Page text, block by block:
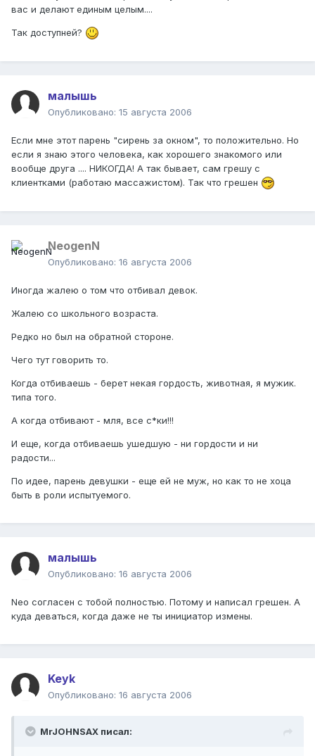
вас и делают единым целым....
Так доступней?
малышь
Опубликовано: 15 августа 2006
Если мне этот парень "сирень за окном", то положительно. Но
если я знаю этого человека, как хорошего знакомого или
вообще друга .... НИКОГДА! А так бывает, сам грешу с
клиентками (работаю массажистом). Так что грешен
NeogenN
Опубликовано: 16 августа 2006
Иногда жалею о том что отбивал девок.
Жалею со школьного возраста.
Редко но был на обратной стороне.
Чего тут говорить то.
Когда отбиваешь - берет некая гордость, животная, я мужик.
типа того.
А когда отбивают - мля, все с*ки!!!
И еще, когда отбиваешь ушедшую - ни гордости и ни
радости...
По идее, парень девушки - еще ей не муж, но как то не хоца
быть в роли испытуемого.
малышь
Опубликовано: 16 августа 2006
Neo согласен с тобой полностью. Потому и написал грешен. А
куда деваться, когда даже не ты инициатор измены.
Keyk
Опубликовано: 16 августа 2006
MrJOHNSAX писал: